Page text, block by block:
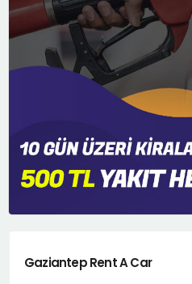
Gaziantep Rent A Car